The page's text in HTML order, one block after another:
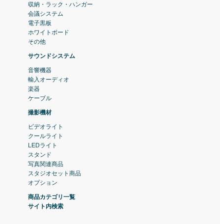
収納・ラック・ハンガー
会議システム
電子黒板
ホワイトボード
その他
サウンドシステム
音響機器
輸入オーディオ
楽器
ケーブル
撮影機材
ビデオライト
クールライト
LEDライト
スタンド
写真関連商品
スタジオセット商品
オプション
商品カテゴリ一覧
サイト内検索